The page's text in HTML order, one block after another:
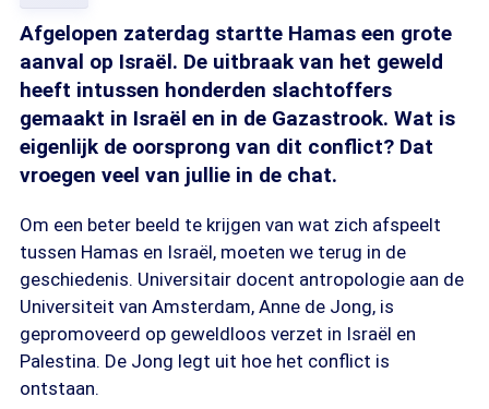
Afgelopen zaterdag startte Hamas een grote
aanval op Israël. De uitbraak van het geweld
heeft intussen honderden slachtoffers
gemaakt in Israël en in de Gazastrook. Wat is
eigenlijk de oorsprong van dit conflict? Dat
vroegen veel van jullie in de chat.
Om een beter beeld te krijgen van wat zich afspeelt
tussen Hamas en Israël, moeten we terug in de
geschiedenis. Universitair docent antropologie aan de
Universiteit van Amsterdam, Anne de Jong, is
gepromoveerd op geweldloos verzet in Israël en
Palestina. De Jong legt uit hoe het conflict is
ontstaan.